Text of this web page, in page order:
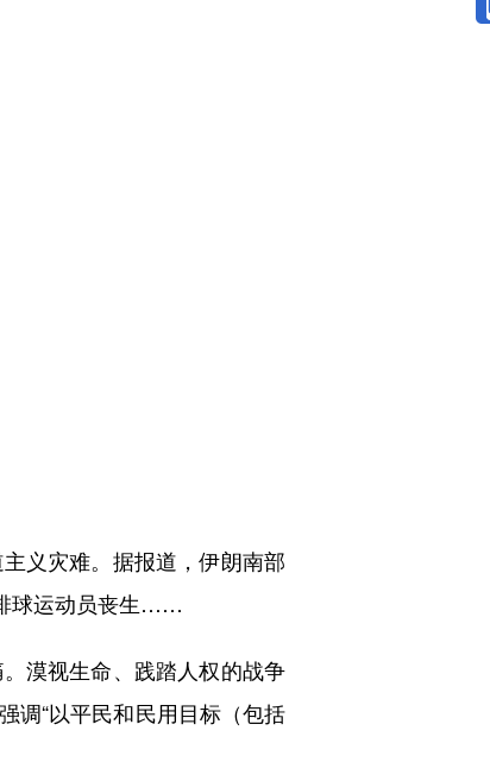
义灾难。据报道，伊朗南部
球运动员丧生……
漠视生命、践踏人权的战争
调“以平民和民用目标（包括